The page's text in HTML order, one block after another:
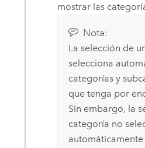
mostrar las
Nota:
La selección de
selecciona
categorías y
que tenga por
Sin embargo, la
categoría no